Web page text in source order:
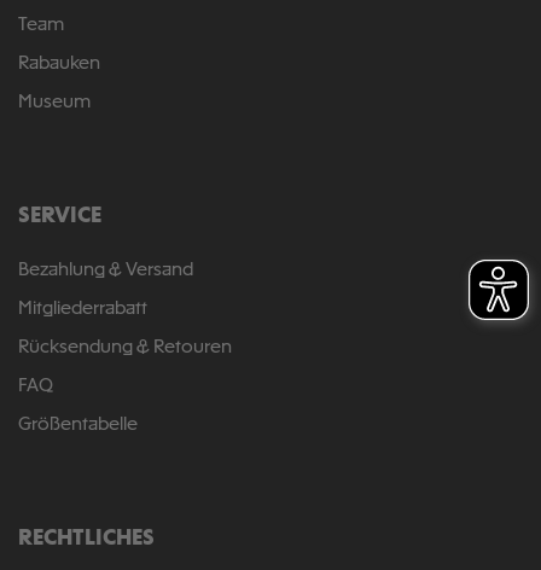
Team
Rabauken
Museum
SERVICE
Bezahlung & Versand
Mitgliederrabatt
Rücksendung & Retouren
FAQ
Größentabelle
RECHTLICHES